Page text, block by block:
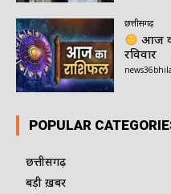
छत्तीसगढ़
आज
रविवार
POPULAR
छत्तीसगढ़
बड़ी ख़बर